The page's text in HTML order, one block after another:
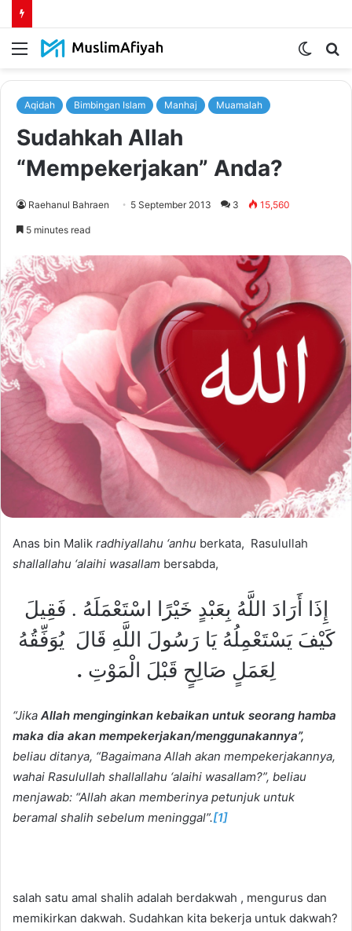
Menu
Switch
Aqidah Bimbingan Islam Manhaj Muamalah
Sudahkah Allah
“Mempekerjakan” Anda?
Raehanul Bahraen 5 September 2013 3 15,560
5 minutes read
Anas bin Malik radhiyallahu ‘anhu berkata, Rasulullah
shallallahu ‘alaihi wasallam bersabda,
إِذَا أَرَادَ اللَّهُ بِعَبْدٍ خَيْرًا اسْتَعْمَلَهُ . فَقِيلَ
كَيْفَ يَسْتَعْمِلُهُ يَا رَسُولَ اللَّهِ قَالَ يُوَفِّقُهُ
لِعَمَلٍ صَالِحٍ قَبْلَ الْمَوْتِ .
“Jika Allah menginginkan kebaikan untuk seorang hamba
maka dia akan mempekerjakan/menggunakannya”,
beliau ditanya, “Bagaimana Allah akan mempekerjakannya,
wahai Rasulullah shallallahu ‘alaihi wasallam?”, beliau
menjawab: “Allah akan memberinya petunjuk untuk
beramal shalih sebelum meninggal”.[1]
salah satu amal shalih adalah berdakwah , mengurus dan
memikirkan dakwah. Sudahkan kita bekerja untuk dakwah?